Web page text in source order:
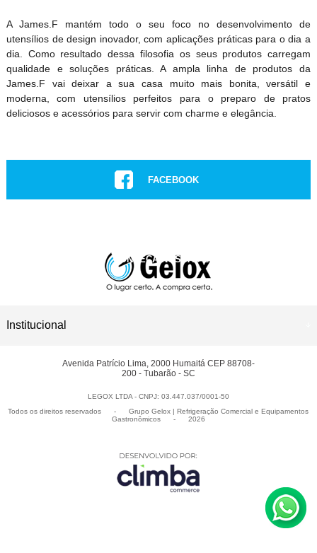
A James.F mantém todo o seu foco no desenvolvimento de
utensílios de design inovador, com aplicações práticas para o dia a
dia. Como resultado dessa filosofia os seus produtos carregam
qualidade e soluções práticas. A ampla linha de produtos da
James.F vai deixar a sua casa muito mais bonita, versátil e
moderna, com utensílios perfeitos para o preparo de pratos
deliciosos e acessórios para servir com charme e elegância.
FACEBOOK
CONHEÇA NOSSAS LOJAS
Institucional
Avenida Patrício Lima, 2000 Humaitá CEP 88708-
200 - Tubarão - SC
LEGOX LTDA - CNPJ: 03.447.037/0001-50
Todos os direitos reservados
-
Grupo Gelox | Refrigeração Comercial e Equipamentos
Gastronômicos
- 2026